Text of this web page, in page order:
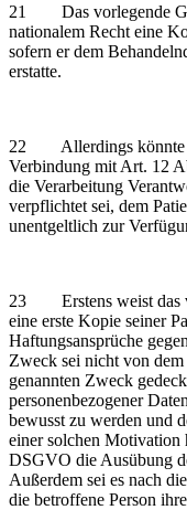
21 Das vorlegende
nationalem Recht eine
sofern er dem
erstatte.
22 Allerdings könnte
Verbindung mit Art. 12
die Verarbeitung
verpflichtet sei, dem
unentgeltlich zur
23 Erstens weist das
eine erste Kopie seiner
Haftungsansprüche
Zweck sei nicht von
genannten Zweck
personenbezogener
bewusst zu werden und
einer solchen Motivation
DSGVO die Ausübung
Außerdem sei es nach
die betroffene Person